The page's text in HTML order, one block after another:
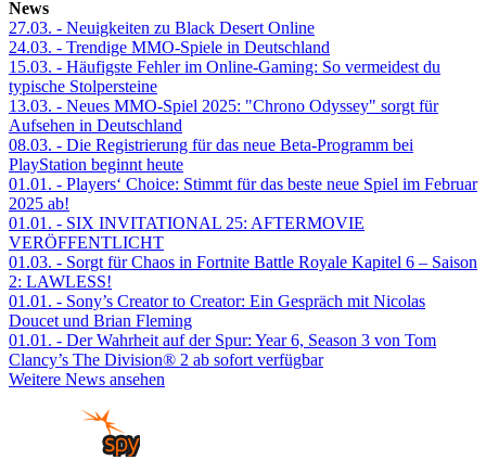
News
27.03. - Neuigkeiten zu Black Desert Online
24.03. - Trendige MMO-Spiele in Deutschland
15.03. - Häufigste Fehler im Online-Gaming: So vermeidest du
typische Stolpersteine
13.03. - Neues MMO-Spiel 2025: "Chrono Odyssey" sorgt für
Aufsehen in Deutschland
08.03. - Die Registrierung für das neue Beta-Programm bei
PlayStation beginnt heute
01.01. - Players‘ Choice: Stimmt für das beste neue Spiel im Februar
2025 ab!
01.01. - SIX INVITATIONAL 25: AFTERMOVIE
VERÖFFENTLICHT
01.03. - Sorgt für Chaos in Fortnite Battle Royale Kapitel 6 – Saison
2: LAWLESS!
01.01. - Sony’s Creator to Creator: Ein Gespräch mit Nicolas
Doucet und Brian Fleming
01.01. - Der Wahrheit auf der Spur: Year 6, Season 3 von Tom
Clancy’s The Division® 2 ab sofort verfügbar
Weitere News ansehen